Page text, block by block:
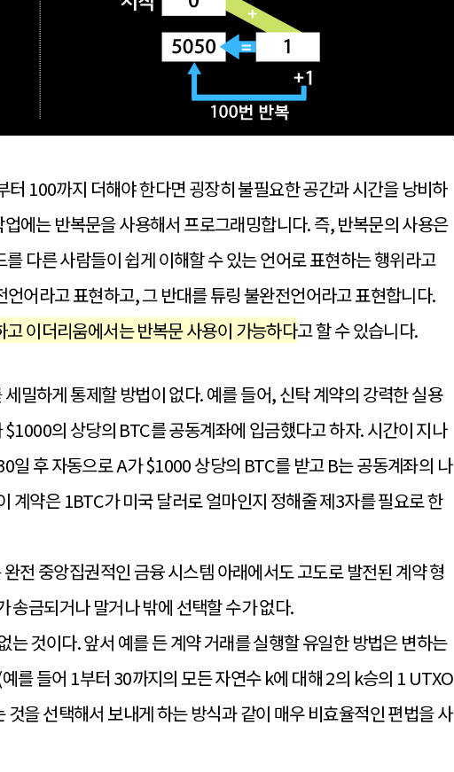
100까지 더해야 한다면 굉장히 불필요한 공간과 시간을 낭비하
에는 반복문을 사용해서 프로그래밍합니다. 즉, 반복문의 사용은
다른 사람들이 쉽게 이해할 수 있는 언어로 표현하는 행위라고
어라고 표현하고, 그 반대를 튜링 불완전언어라고 표현합니다.
이더리움에서는 반복문 사용이 가능하다고 할 수 있습니다.
밀하게 통제할 방법이 없다. 예를 들어, 신탁 계약의 강력한 실용
의 상당의 BTC를 공동계좌에 입금했다고 하자. 시간이 지나
일 후 자동으로 A가 $1000 상당의 BTC를 받고 B는 공동계좌의 나
계약은 1BTC가 미국 달러로 얼마인지 정해줄 제3자를 필요로 한
전 중앙집권적인 금융 시스템 아래에서도 고도로 발전된 계약 형
송금되거나 말거나 밖에 선택할 수가 없다.
것이다. 앞서 예를 든 계약 거래를 실행할 유일한 방법은 변하는
를 들어 1부터 30까지의 모든 자연수 k에 대해 2의 k승의 1 UTXO
을 선택해서 보내게 하는 방식과 같이 매우 비효율적인 편법을 사